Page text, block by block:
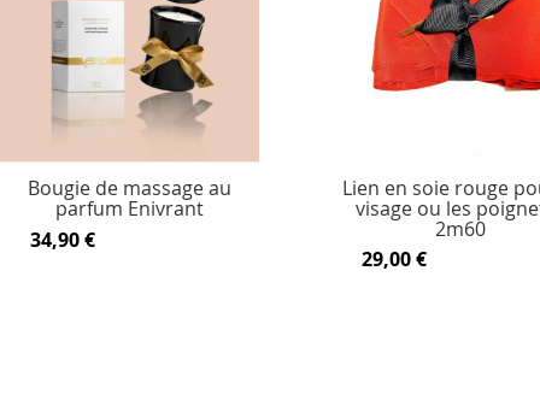
Bougie de massage au
parfum Enivrant
34,90 €
Lien en soie rouge
visage ou les
2m60
29,00 €